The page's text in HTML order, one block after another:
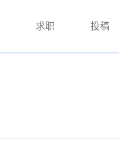
求职 投稿